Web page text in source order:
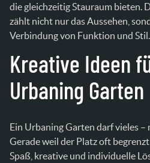
die gleichzeitig Stauraum bieten.
zählt nicht nur das Aussehen,
Verbindung von Funktion und Stil.
Kreative Ideen
Urbaning Garten
Ein Urbaning Garten darf vieles –
Gerade weil der Platz oft
Spaß, kreative und individuelle